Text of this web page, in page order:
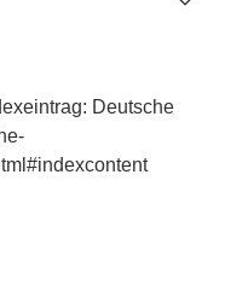
Deutsche